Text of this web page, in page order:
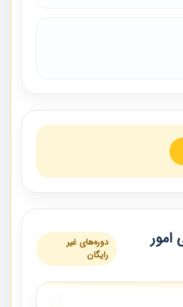
دوره‌های غیر
رایگان